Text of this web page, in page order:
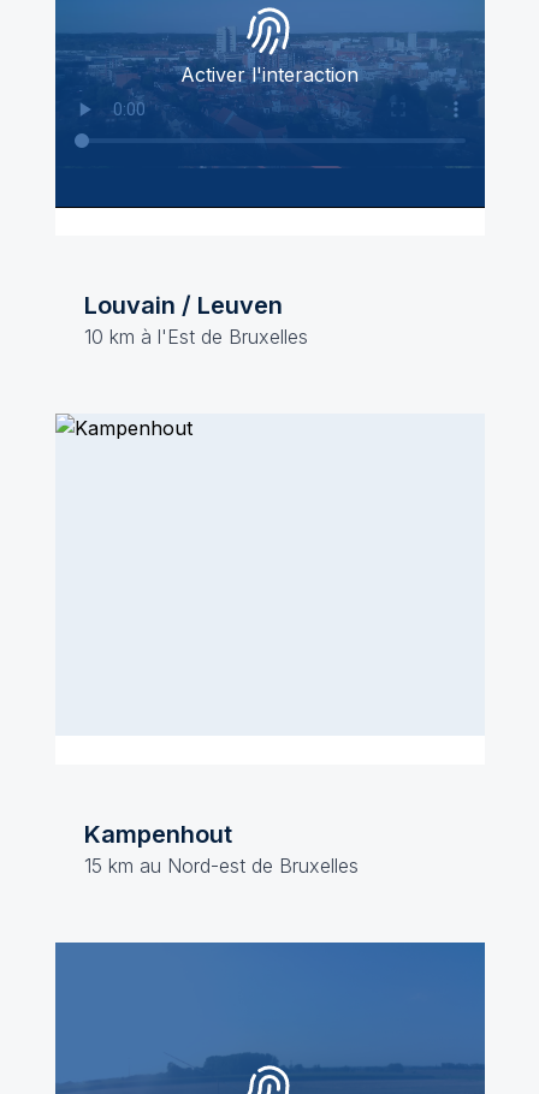
Activer l'interaction
Louvain / Leuven
10 km à l'Est de Bruxelles
Kampenhout
15 km au Nord-est de Bruxelles